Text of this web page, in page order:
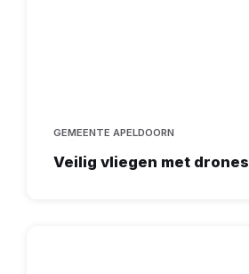
GEMEENTE APELDOORN
Veilig vliegen met drones